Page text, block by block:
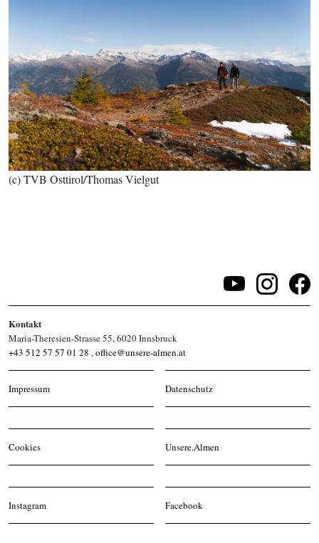
(c) TVB Osttirol/Thomas Vielgut
Kontakt
Maria-Theresien-Strasse 55, 6020 Innsbruck
+43 512 57 57 01 28 ,office@unsere-almen.at
Impressum Datenschutz
Cookies Unsere.Almen
Instagram Facebook